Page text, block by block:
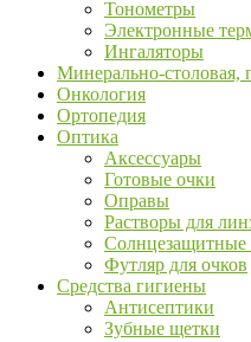
Тонометры
Электронные
Ингаляторы
Минерально-столовая,
Онкология
Ортопедия
Оптика
Аксессуары
Готовые очки
Оправы
Растворы для
Солнцезащитные
Футляр для очков
Средства гигиены
Антисептики
Зубные щетки